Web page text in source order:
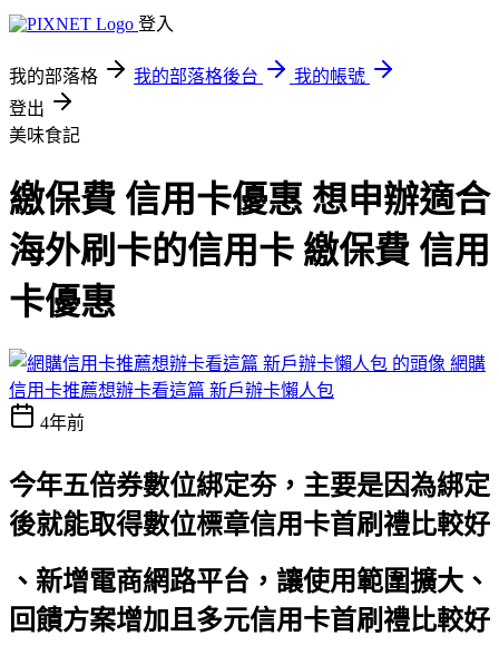
登入
我的部落格 我的部落格後台
我的帳號
登出
美味食記
繳保費 信用卡優惠 想申辦適合
海外刷卡的信用卡 繳保費 信用
卡優惠
網購
信用卡推薦想辦卡看這篇 新戶辦卡懶人包
4年前
今年五倍券數位綁定夯，主要是因為綁定
後就能取得數位標章信用卡首刷禮比較好
、新增電商網路平台，讓使用範圍擴大、
回饋方案增加且多元信用卡首刷禮比較好